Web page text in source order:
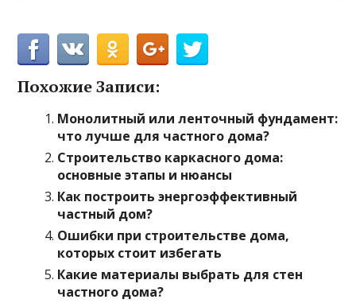
Похожие Записи:
Монолитный или ленточный фундамент:
что лучше для частного дома?
Строительство каркасного дома:
основные этапы и нюансы
Как построить энергоэффективный
частный дом?
Ошибки при строительстве дома,
которых стоит избегать
Какие материалы выбрать для стен
частного дома?